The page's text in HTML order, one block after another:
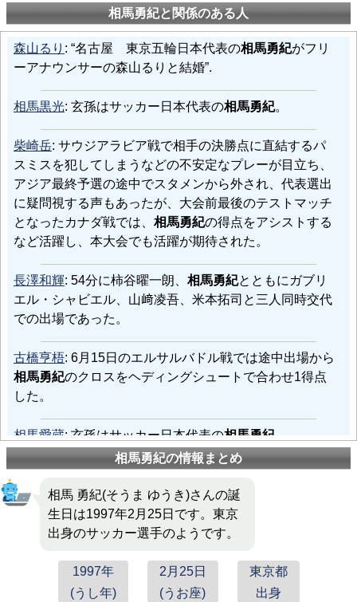
相馬勇紀と関係のある人
森山るり : “名古屋 東京五輪日本代表の相馬勇紀がフリ
ーアナウンサーの森山るりと結婚”.
相馬黒光: 玄孫はサッカー日本代表の相馬勇紀。
柴崎岳: サウジアラビア戦で相手の決勝点に直結するパ
スミスを犯してしまうなどの不安定なプレーが目立ち、
アジア最終予選の途中でスタメンから外され、代表選出
に疑問視する声もあったが、大会前最後のテストマッチ
となったカナダ戦では、 相馬勇紀の得点をアシストする
など活躍し、本大会でも活躍が期待された。
長澤和輝: 54分に柿谷曜一朗、 相馬勇紀とともにガブリ
エル・シャビエル、山﨑凌吾、米本拓司と三人同時交代
での出場であった。
古橋亨梧: 6月15日のエルサルバドル戦では途中出場から
相馬勇紀のクロスをヘディングシュートで合わせ1得点
した。
相馬愛蔵: 玄孫はサッカー日本代表の相馬勇紀
森山るり: 夫はプロサッカー選手の相馬勇紀。
森山るり: 2021年8月28日、Jリーグ名古屋グランパスエ
イト所属で東京オリンピック日本代表選手の
相馬勇紀の情報まとめ
相馬 勇紀(そうま ゆうき)さんの誕
生日は1997年2月25日です。東京
出身のサッカー選手のようです。
1997年
(うし年)
2月25日
(うお座)
東京都
出身